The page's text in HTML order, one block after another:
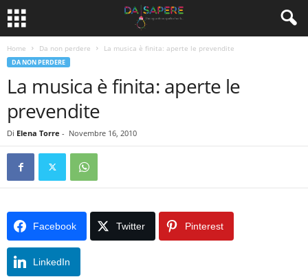
Home Da non perdere La musica è finita: aperte le prevendite
DA NON PERDERE
La musica è finita: aperte le
prevendite
Di Elena Torre - Novembre 16, 2010
Facebook Twitter Pinterest
LinkedIn